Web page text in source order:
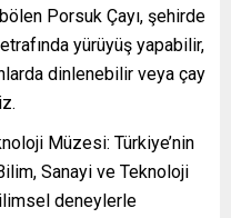
Porsuk Çayı, şehirde
yürüyüş yapabilir,
dinlenebilir veya çay
Müzesi: Türkiye’nin
Sanayi ve Teknoloji
deneylerle